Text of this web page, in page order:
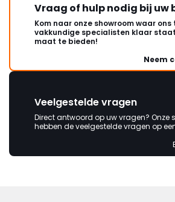
Vraag of hulp nodig bij uw
Kom naar onze showroom waar ons
vakkundige specialisten klaar
maat te bieden!
Neem
Veelgestelde vragen
Direct antwoord op uw vragen? Onze
hebben de veelgestelde vragen op